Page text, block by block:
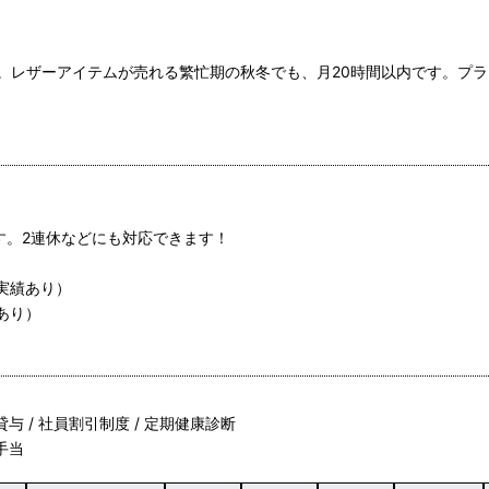
ザーアイテムが売れる繁忙期の秋冬でも、月20時間以内です。プ
2連休などにも対応できます！
あり）
）
与 / 社員割引制度 / 定期健康診断
当